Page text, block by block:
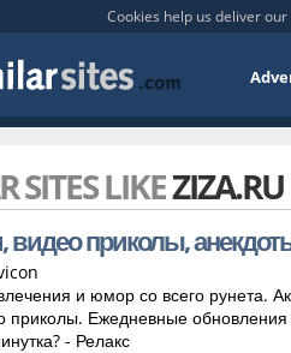
Cookies help us deliver
SITES LIKEZIZA.RU
видео приколы,
и юмор со всего рунета.
приколы. Ежедневные обновления
- Релакс